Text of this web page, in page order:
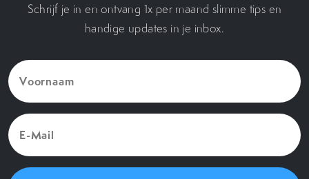
Schrijf je in en ontvang 1x per maand slimme tips en
handige updates in je inbox.
Voornaam
(Vereist)
E-
Mail
(Vereist)